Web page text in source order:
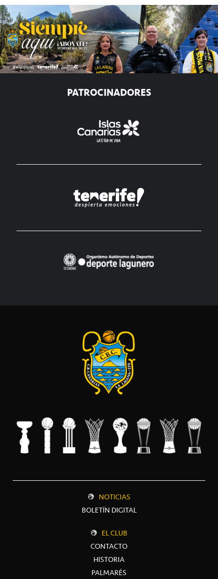
PATROCINADORES
NOTICIAS
BOLETÍN DIGITAL
EL CLUB
CONTACTO
HISTORIA
PALMARÉS